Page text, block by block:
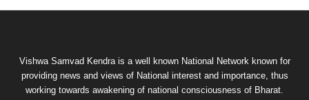
Vishwa Samvad Kendra is a well known National Network known for
providing news and views of National interest and importance, thus
working towards awakening of national consciousness of Bharat.